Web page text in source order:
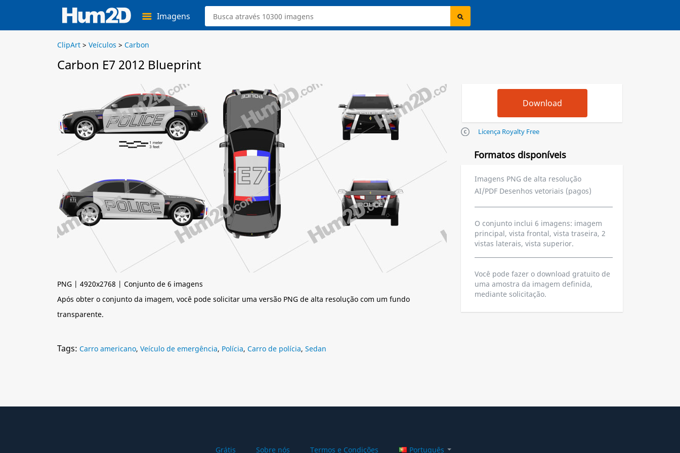
Imagens
ClipArt > Veículos > Carbon
Carbon E7 2012 Blueprint
PNG | 4920x2768 | Conjunto de 6 imagens
Após obter o conjunto da imagem, você pode solicitar uma versão PNG de alta resolução com um fundo
transparente.
Licença Royalty Free
Formatos disponíveis
Imagens PNG de alta resolução
AI/PDF Desenhos vetoriais (pagos)
O conjunto inclui 6 imagens: imagem
principal, vista frontal, vista traseira, 2
vistas laterais, vista superior.
Você pode fazer o download gratuito de
uma amostra da imagem definida,
mediante solicitação.
Tags: Carro americano, Veículo de emergência, Polícia, Carro de polícia, Sedan
Grátis Sobre nós Termos e Condições Português